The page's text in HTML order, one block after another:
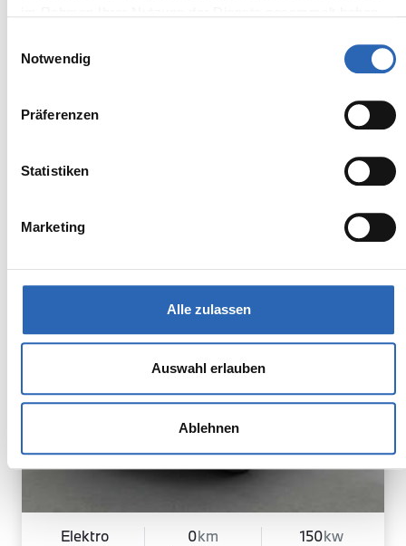
Notwendig
Präferenzen
Statistiken
Marketing
Alle zulassen
Auswahl erlauben
Ablehnen
BMW Kürzlich reduziert
59.190,00€
MwSt. ist ausweisbar
Elektro 0km 150kw